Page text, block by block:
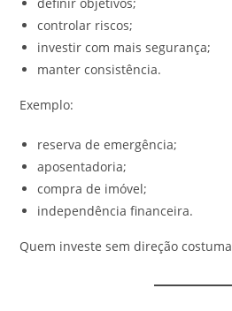
controlar riscos;
investir com mais segurança;
manter consistência.
Exemplo:
reserva de emergência;
aposentadoria;
compra de imóvel;
independência financeira.
Quem investe sem direção